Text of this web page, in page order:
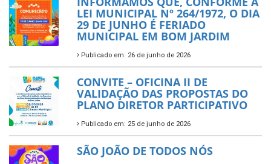
LEI MUNICIPAL Nº 264/1972, O DIA
29 DE JUNHO É FERIADO
MUNICIPAL EM BOM JARDIM
Publicado em: 26 de junho de 2026
CONVITE – OFICINA II DE
VALIDAÇÃO DAS PROPOSTAS DO
PLANO DIRETOR PARTICIPATIVO
Publicado em: 25 de junho de 2026
SÃO JOÃO DE TODOS NÓS